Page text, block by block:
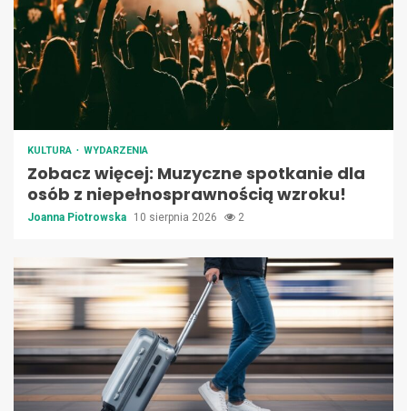
KULTURA WYDARZENIA
Zobacz więcej: Muzyczne spotkanie dla
osób z niepełnosprawnością wzroku!
Joanna Piotrowska 10 sierpnia 2026 2